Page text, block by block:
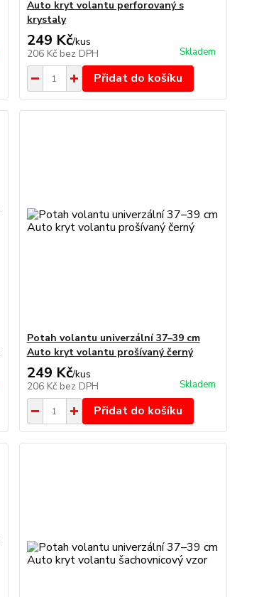
Auto kryt volantu perforovaný s
krystaly
249 Kč/kus
206 Kč bez DPH Skladem
Přidat do košíku
Potah volantu univerzální 37–39 cm
Auto kryt volantu prošívaný černý
249 Kč/kus
206 Kč bez DPH Skladem
Přidat do košíku